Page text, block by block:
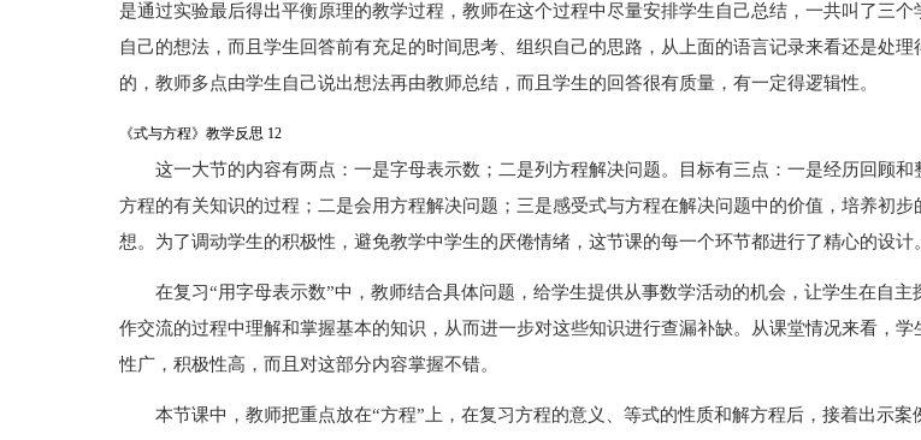
是通过实验最后得出平衡原理的教学过程，教师在这个过程中尽量安排学生自己总结，一共叫了三个
自己的想法，而且学生回答前有充足的时间思考、组织自己的思路，从上面的语言记录来看还是处理
的，教师多点由学生自己说出想法再由教师总结，而且学生的回答很有质量，有一定得逻辑性。
《式与方程》教学反思 12
这一大节的内容有两点：一是字母表示数；二是列方程解决问题。目标有三点：一是经历回顾和
方程的有关知识的过程；二是会用方程解决问题；三是感受式与方程在解决问题中的价值，培养初步
想。为了调动学生的积极性，避免教学中学生的厌倦情绪，这节课的每一个环节都进行了精心的设计。
在复习“用字母表示数”中，教师结合具体问题，给学生提供从事数学活动的机会，让学生在自主
作交流的过程中理解和掌握基本的知识，从而进一步对这些知识进行查漏补缺。从课堂情况来看，学
性广，积极性高，而且对这部分内容掌握不错。
本节课中，教师把重点放在“方程”上，在复习方程的意义、等式的性质和解方程后，接着出示案